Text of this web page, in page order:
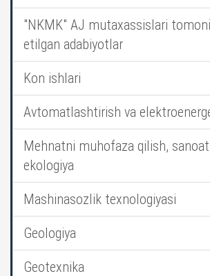
"NKMK" AJ mutaxassislari
etilgan adabiyotlar
Kon ishlari
Avtomatlashtirish va
Mehnatni muhofaza qilish,
ekologiya
Mashinasozlik texnologiyasi
Geologiya
Geotexnika